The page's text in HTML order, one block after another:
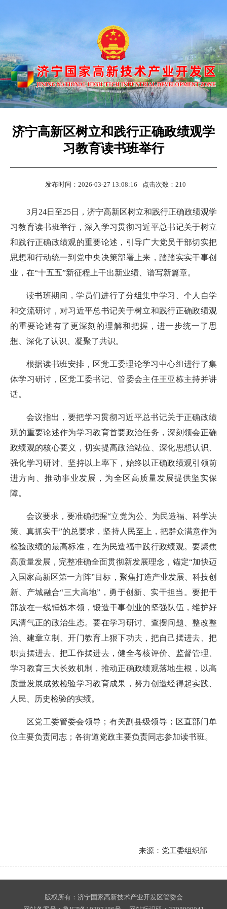
济宁高新区树立和践行正确政绩观学
习教育读书班举行
发布时间：2026-03-27 13:08:16 点击次数： 210
3月24日至25日，济宁高新区树立和践行正确政绩观学
习教育读书班举行，深入学习贯彻习近平总书记关于树立
和践行正确政绩观的重要论述，引导广大党员干部切实把
思想和行动统一到党中央决策部署上来，踏踏实实干事创
业，在“十五五”新征程上干出新业绩、谱写新篇章。
读书班期间，学员们进行了分组集中学习、个人自学
和交流研讨，对习近平总书记关于树立和践行正确政绩观
的重要论述有了更深刻的理解和把握，进一步统一了思
想、深化了认识、凝聚了共识。
根据读书班安排，区党工委理论学习中心组进行了集
体学习研讨，区党工委书记、管委会主任王亚栋主持并讲
话。
会议指出，要把学习贯彻习近平总书记关于正确政绩
观的重要论述作为学习教育首要政治任务，深刻领会正确
政绩观的核心要义，切实提高政治站位、深化思想认识、
强化学习研讨、坚持以上率下，始终以正确政绩观引领前
进方向、推动事业发展，为全区高质量发展提供坚实保
障。
会议要求，要准确把握“立党为公、为民造福、科学决
策、真抓实干”的总要求，坚持人民至上，把群众满意作为
检验政绩的最高标准，在为民造福中践行政绩观。要聚焦
高质量发展，完整准确全面贯彻新发展理念，锚定“加快迈
入国家高新区第一方阵”目标，聚焦打造产业发展、科技创
新、产城融合“三大高地”，勇于创新、实干担当。要把干
部放在一线锤炼本领，锻造干事创业的坚强队伍，维护好
风清气正的政治生态。要在学习研讨、查摆问题、整改整
治、建章立制、开门教育上狠下功夫，把自己摆进去、把
职责摆进去、把工作摆进去，健全考核评价、监督管理、
学习教育三大长效机制，推动正确政绩观落地生根，以高
质量发展成效检验学习教育成果，努力创造经得起实践、
人民、历史检验的实绩。
区党工委管委会领导；有关副县级领导；区直部门单
位主要负责同志；各街道党政主要负责同志参加读书班。
来源：党工委组织部
版权所有：济宁国家高新技术产业开发区管委会